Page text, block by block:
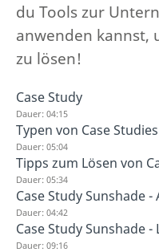
du Tools zur
anwenden kannst,
zu lösen!
Case Study
Dauer: 04:15
Typen von Case Studies
Dauer: 05:04
Tipps zum Lösen von
Dauer: 05:34
Case Study Sunshade
Dauer: 04:42
Case Study Sunshade -
Dauer: 09:16